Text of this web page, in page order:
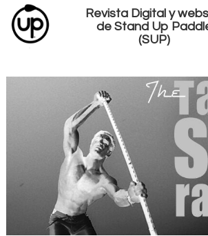
Revista Digital y
de Stand Up
(SUP)